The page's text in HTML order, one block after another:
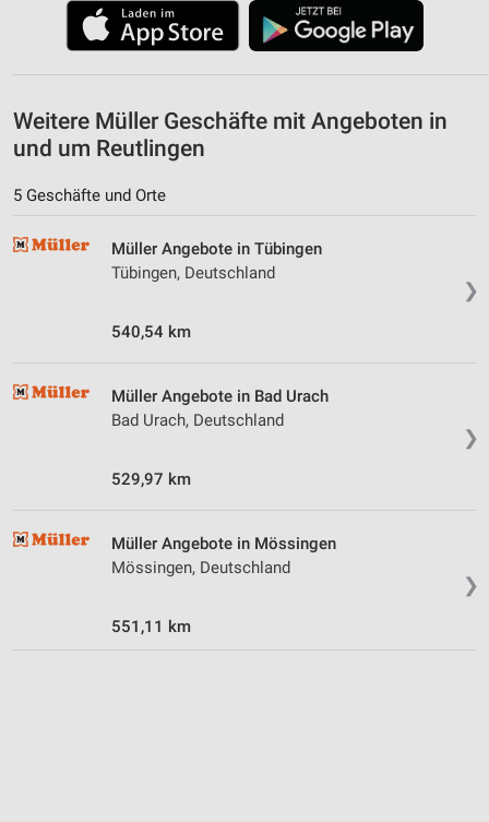
Weitere Müller Geschäfte mit Angeboten in
und um Reutlingen
5 Geschäfte und Orte
❯
Müller Angebote in Tübingen
Tübingen, Deutschland
540,54 km
❯
Müller Angebote in Bad Urach
Bad Urach, Deutschland
529,97 km
❯
Müller Angebote in Mössingen
Mössingen, Deutschland
551,11 km